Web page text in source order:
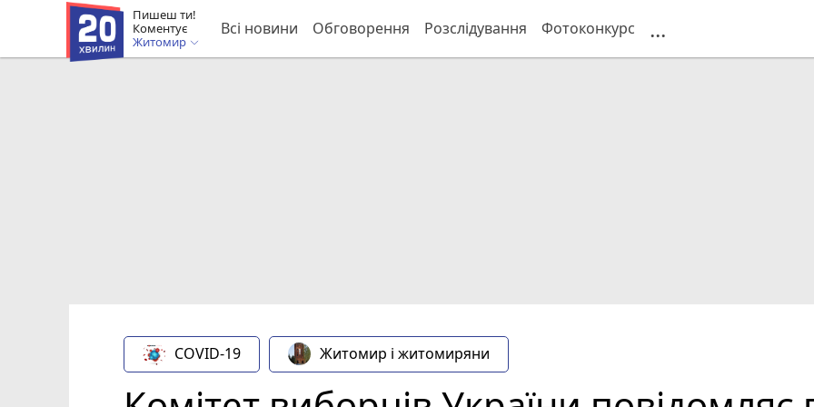
Пишеш ти!
Коментує
Житомир
Всі новини Обговорення Розслідування Фотоконкурс ...
COVID-19 Житомир і житомиряни